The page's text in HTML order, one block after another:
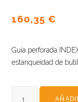
160,35€
Guía perforada
estanqueidad de